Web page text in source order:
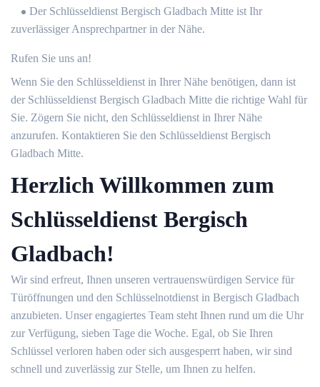
Der Schlüsseldienst Bergisch Gladbach Mitte ist Ihr
zuverlässiger Ansprechpartner in der Nähe.
Rufen Sie uns an!
Wenn Sie den Schlüsseldienst in Ihrer Nähe benötigen, dann ist
der Schlüsseldienst Bergisch Gladbach Mitte die richtige Wahl für
Sie. Zögern Sie nicht, den Schlüsseldienst in Ihrer Nähe
anzurufen. Kontaktieren Sie den Schlüsseldienst Bergisch
Gladbach Mitte.
Herzlich Willkommen zum
Schlüsseldienst Bergisch
Gladbach!
Wir sind erfreut, Ihnen unseren vertrauenswürdigen Service für
Türöffnungen und den Schlüsselnotdienst in Bergisch Gladbach
anzubieten. Unser engagiertes Team steht Ihnen rund um die Uhr
zur Verfügung, sieben Tage die Woche. Egal, ob Sie Ihren
Schlüssel verloren haben oder sich ausgesperrt haben, wir sind
schnell und zuverlässig zur Stelle, um Ihnen zu helfen.